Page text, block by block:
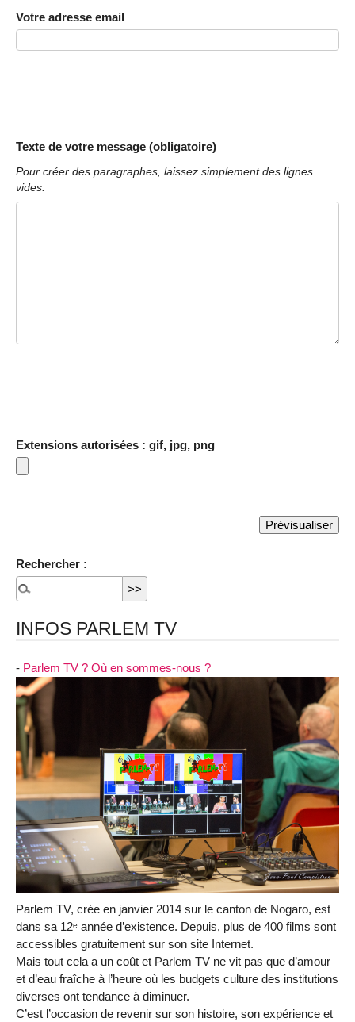
Votre adresse email
Texte de votre message (obligatoire)
Pour créer des paragraphes, laissez simplement des lignes
vides.
Extensions autorisées : gif, jpg, png
Rechercher :
INFOS PARLEM TV
- Parlem TV ? Où en sommes-nous ?
Parlem TV, crée en janvier 2014 sur le canton de Nogaro, est
dans sa 12ᵉ année d’existence. Depuis, plus de 400 films sont
accessibles gratuitement sur son site Internet.
Mais tout cela a un coût et Parlem TV ne vit pas que d’amour
et d’eau fraîche à l’heure où les budgets culture des institutions
diverses ont tendance à diminuer.
C’est l’occasion de revenir sur son histoire, son expérience et